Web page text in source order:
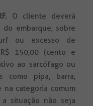
O cliente deverá
embarque, sobre
ou excesso de
150,00 (cento e
ao sarcófago ou
como pipa, barra,
na categoria comum
situação não seja